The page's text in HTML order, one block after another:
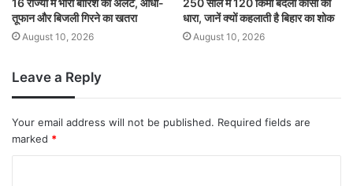
तूफान और बिजली गिरने का खतरा
August 10, 2026
धारा, जानें क्यों कहलाती है बिहार का शोक
August 10, 2026
Leave a Reply
Your email address will not be published. Required fields are
marked *